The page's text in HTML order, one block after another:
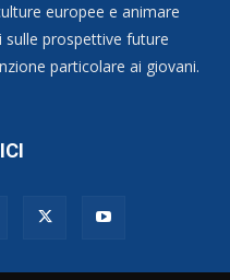
europee e animare
prospettive future
particolare ai giovani.